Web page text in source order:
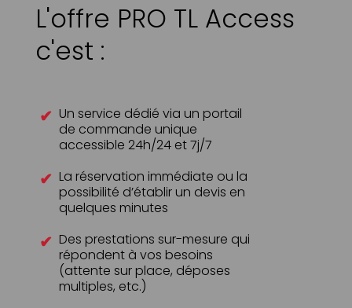
L'offre PRO TL Access
c'est :
Un service dédié via un portail
de commande unique
accessible 24h/24 et 7j/7
La réservation immédiate ou la
possibilité d’établir un devis en
quelques minutes
Des prestations sur-mesure qui
répondent à vos besoins
(attente sur place, déposes
multiples, etc.)